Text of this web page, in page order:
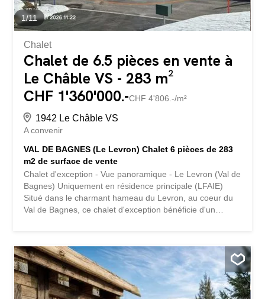
1/11
Chalet
Chalet de 6.5 pièces en vente à
Le Châble VS - 283 m²
CHF 1'360'000.-CHF 4'806.-/m²
1942 Le Châble VS
A convenir
VAL DE BAGNES (Le Levron) Chalet 6 pièces de 283
m2 de surface de vente
Chalet d'exception - Vue panoramique - Le Levron (Val de
Bagnes) Uniquement en résidence principale (LFAIE)
Situé dans le charmant hameau du Levron, au coeur du
Val de Bagnes, ce chalet d'exception bénéficie d'un
environnantes. D'une surface de vente de 283,90 m², ce
chalet individuel de 6 pièces réparties sur 3 niveaux est
actuellement réalisé hors d'eau et hors d'air (structure et
enveloppe entièrement achevées). Il offre ainsi au futur
acquéreur une liberté totale dans le choix des finitions,